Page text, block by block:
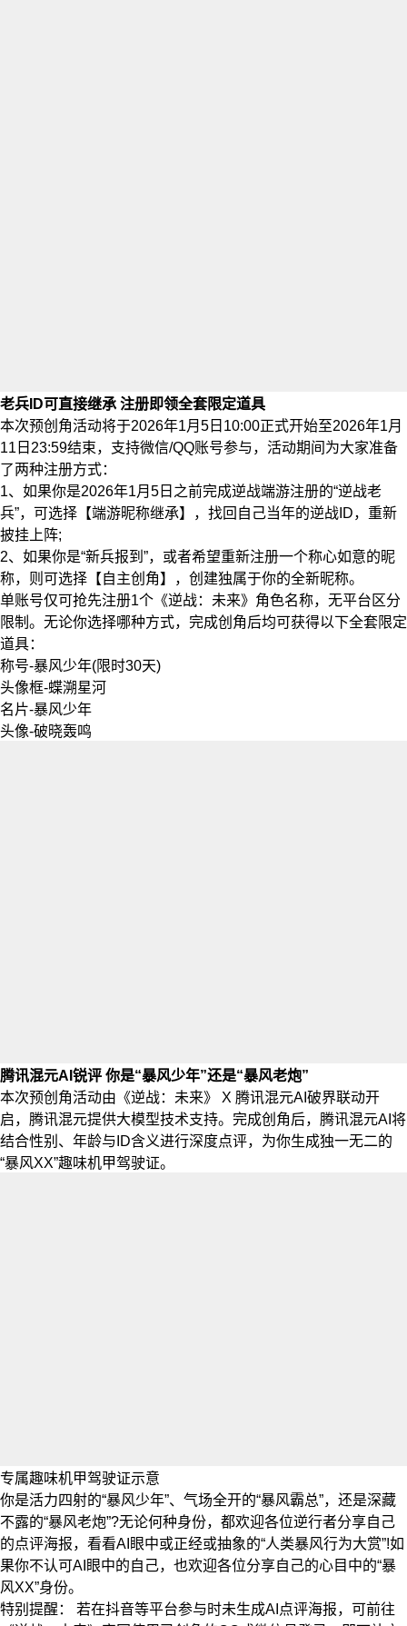
老兵ID可直接继承 注册即领全套限定道具
本次预创角活动将于2026年1月5日10:00正式开始至2026年1月
11日23:59结束，支持微信/QQ账号参与，活动期间为大家准备
了两种注册方式：
1、如果你是2026年1月5日之前完成逆战端游注册的“逆战老
兵”，可选择【端游昵称继承】，找回自己当年的逆战ID，重新
披挂上阵;
2、如果你是“新兵报到”，或者希望重新注册一个称心如意的昵
称，则可选择【自主创角】，创建独属于你的全新昵称。
单账号仅可抢先注册1个《逆战：未来》角色名称，无平台区分
限制。无论你选择哪种方式，完成创角后均可获得以下全套限定
道具：
称号-暴风少年(限时30天)
头像框-蝶溯星河
名片-暴风少年
头像-破晓轰鸣
腾讯混元AI锐评 你是“暴风少年”还是“暴风老炮”
本次预创角活动由《逆战：未来》 X 腾讯混元AI破界联动开
启，腾讯混元提供大模型技术支持。完成创角后，腾讯混元AI将
结合性别、年龄与ID含义进行深度点评，为你生成独一无二的
“暴风XX”趣味机甲驾驶证。
专属趣味机甲驾驶证示意
你是活力四射的“暴风少年”、气场全开的“暴风霸总”，还是深藏
不露的“暴风老炮”?无论何种身份，都欢迎各位逆行者分享自己
的点评海报，看看AI眼中或正经或抽象的“人类暴风行为大赏”!如
果你不认可AI眼中的自己，也欢迎各位分享自己的心目中的“暴
风XX”身份。
特别提醒： 若在抖音等平台参与时未生成AI点评海报，可前往